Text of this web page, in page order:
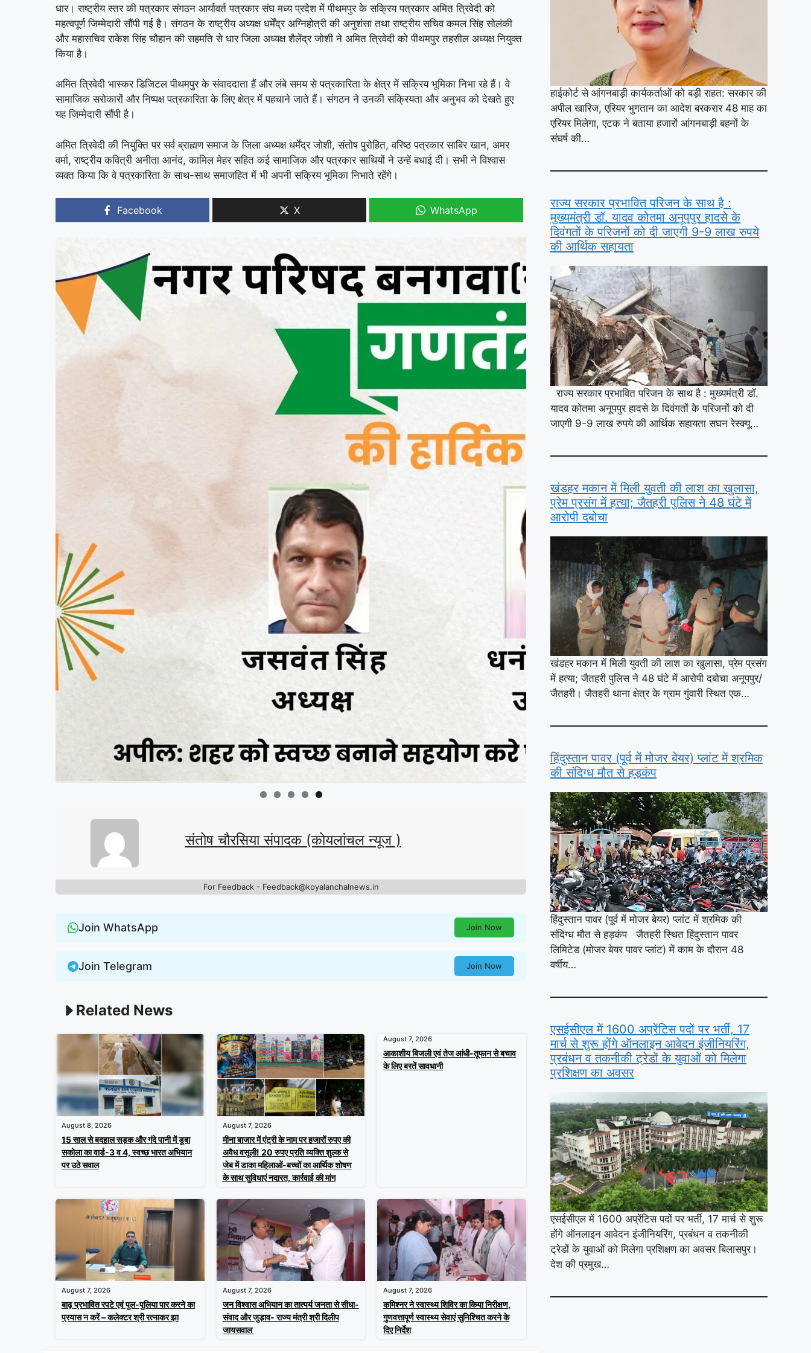
धार। राष्ट्रीय स्तर की पत्रकार संगठन आर्यावर्त पत्रकार संघ मध्य प्रदेश में पीथमपुर के सक्रिय पत्रकार अमित त्रिवेदी को
महत्वपूर्ण जिम्मेदारी सौंपी गई है। संगठन के राष्ट्रीय अध्यक्ष धर्मेंद्र अग्निहोत्री की अनुशंसा तथा राष्ट्रीय सचिव कमल सिंह सोलंकी
और महासचिव राकेश सिंह चौहान की सहमति से धार जिला अध्यक्ष शैलेंद्र जोशी ने अमित त्रिवेदी को पीथमपुर तहसील अध्यक्ष नियुक्त
किया है।
अमित त्रिवेदी भास्कर डिजिटल पीथमपुर के संवाददाता हैं और लंबे समय से पत्रकारिता के क्षेत्र में सक्रिय भूमिका निभा रहे हैं। वे
सामाजिक सरोकारों और निष्पक्ष पत्रकारिता के लिए क्षेत्र में पहचाने जाते हैं। संगठन ने उनकी सक्रियता और अनुभव को देखते हुए
यह जिम्मेदारी सौंपी है।
अमित त्रिवेदी की नियुक्ति पर सर्व ब्राह्मण समाज के जिला अध्यक्ष धर्मेंद्र जोशी, संतोष पुरोहित, वरिष्ठ पत्रकार साबिर खान, अमर
वर्मा, राष्ट्रीय कवित्री अनीता आनंद, कामिल मेहर सहित कई सामाजिक और पत्रकार साथियों ने उन्हें बधाई दी। सभी ने विश्वास
व्यक्त किया कि वे पत्रकारिता के साथ-साथ समाजहित में भी अपनी सक्रिय भूमिका निभाते रहेंगे।
Facebook X WhatsApp
संतोष चौरसिया संपादक (कोयलांचल न्यूज )
For Feedback - Feedback@koyalanchalnews.in
Join WhatsApp Join Now
Join Telegram Join Now
Related News
August 8, 2026
15 साल से बदहाल सड़क और गंदे पानी में डूबा
सकोला का वार्ड-3 व 4, स्वच्छ भारत अभियान
पर उठे सवाल
August 7, 2026
मीना बाजार में एंट्री के नाम पर हजारों रुपए की
अवैध वसूली! 20 रुपए प्रति व्यक्ति शुल्क से
जेब में डाका महिलाओं-बच्चों का आर्थिक शोषण
के साथ सुविधाएं नदारत, कार्रवाई की मांग
August 7, 2026
आकाशीय बिजली एवं तेज आंधी-तूफान से बचाव
के लिए बरतें सावधानी
August 7, 2026
बाढ़ प्रभावित रपटे एवं पुल-पुलिया पार करने का
प्रयास न करें – कलेक्टर श्री रत्नाकर झा
August 7, 2026
जन विश्वास अभियान का तात्पर्य जनता से सीधा-
संवाद और जुड़ाव- राज्य मंत्री श्री दिलीप
जायसवाल
August 7, 2026
कमिश्नर ने स्वास्थ्य शिविर का किया निरीक्षण,
गुणवत्तापूर्ण स्वास्थ्य सेवाएं सुनिश्चित करने के
दिए निर्देश
हाईकोर्ट से आंगनबाड़ी कार्यकर्ताओं को बड़ी राहत: सरकार की
अपील खारिज, एरियर भुगतान का आदेश बरकरार 48 माह का
एरियर मिलेगा, एटक ने बताया हजारों आंगनबाड़ी बहनों के
संघर्ष की…
राज्य सरकार प्रभावित परिजन के साथ है :
मुख्यमंत्री डॉ. यादव कोतमा अनूपपुर हादसे के
दिवंगतों के परिजनों को दी जाएगी 9-9 लाख रुपये
की आर्थिक सहायता
राज्य सरकार प्रभावित परिजन के साथ है : मुख्यमंत्री डॉ.
यादव कोतमा अनूपपुर हादसे के दिवंगतों के परिजनों को दी
जाएगी 9-9 लाख रुपये की आर्थिक सहायता सघन रेस्क्यू…
खंडहर मकान में मिली युवती की लाश का खुलासा,
प्रेम प्रसंग में हत्या; जैतहरी पुलिस ने 48 घंटे में
आरोपी दबोचा
खंडहर मकान में मिली युवती की लाश का खुलासा, प्रेम प्रसंग
में हत्या; जैतहरी पुलिस ने 48 घंटे में आरोपी दबोचा अनूपपुर/
जैतहरी। जैतहरी थाना क्षेत्र के ग्राम गुंवारी स्थित एक…
हिंदुस्तान पावर (पूर्व में मोजर बेयर) प्लांट में श्रमिक
की संदिग्ध मौत से हड़कंप
हिंदुस्तान पावर (पूर्व में मोजर बेयर) प्लांट में श्रमिक की
संदिग्ध मौत से हड़कंप जैतहरी स्थित हिंदुस्तान पावर
लिमिटेड (मोजर बेयर पावर प्लांट) में काम के दौरान 48
वर्षीय…
एसईसीएल में 1600 अप्रेंटिस पदों पर भर्ती, 17
मार्च से शुरू होंगे ऑनलाइन आवेदन इंजीनियरिंग,
प्रबंधन व तकनीकी ट्रेडों के युवाओं को मिलेगा
प्रशिक्षण का अवसर
एसईसीएल में 1600 अप्रेंटिस पदों पर भर्ती, 17 मार्च से शुरू
होंगे ऑनलाइन आवेदन इंजीनियरिंग, प्रबंधन व तकनीकी
ट्रेडों के युवाओं को मिलेगा प्रशिक्षण का अवसर बिलासपुर।
देश की प्रमुख…